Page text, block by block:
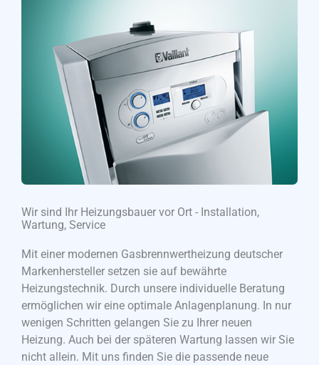
Wir sind Ihr Heizungsbauer vor Ort - Installation,
Wartung, Service
Mit einer modernen Gasbrennwertheizung deutscher
Markenhersteller setzen sie auf bewährte
Heizungstechnik. Durch unsere individuelle Beratung
ermöglichen wir eine optimale Anlagenplanung. In nur
wenigen Schritten gelangen Sie zu Ihrer neuen
Heizung. Auch bei der späteren Wartung lassen wir Sie
nicht allein. Mit uns finden Sie die passende neue